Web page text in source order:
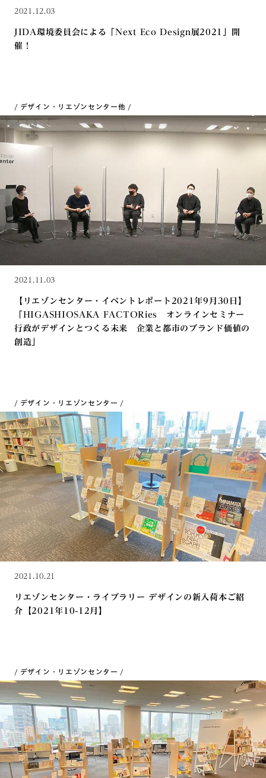
2021.12.03
JIDA環境委員会による「Next Eco Design展2021」開
催！
デザイン・リエゾンセンター他
2021.11.03
【リエゾンセンター・イベントレポート2021年9月30日】
「HIGASHIOSAKA FACTORies オンラインセミナー
行政がデザインとつくる未来 企業と都市のブランド価値の
創造」
デザイン・リエゾンセンター
2021.10.21
リエゾンセンター・ライブラリー デザインの新入荷本ご紹
介【2021年10-12月】
デザイン・リエゾンセンター